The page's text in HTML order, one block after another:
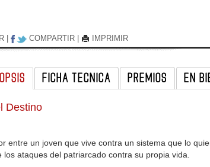
COMPARTIR IMPRIMIR
FICHA TECNICA PREMIOS EN
Destino
entre un joven que vive contra un sistema que lo
los ataques del patriarcado contra su propia vida.